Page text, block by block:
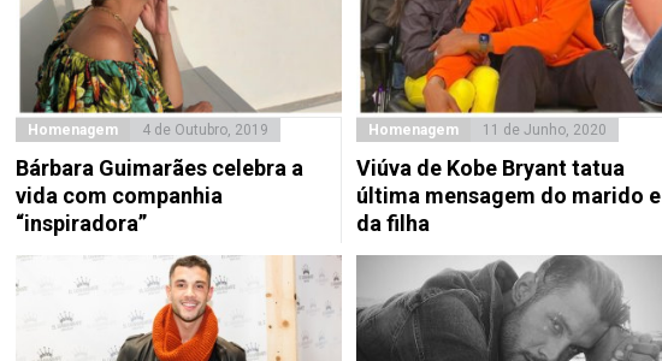
Homenagem 4 de Outubro, 2019
Bárbara Guimarães celebra a
vida com companhia
“inspiradora”
Homenagem 11 de Junho, 2020
Viúva de Kobe Bryant tatua
última mensagem do marido e
da filha